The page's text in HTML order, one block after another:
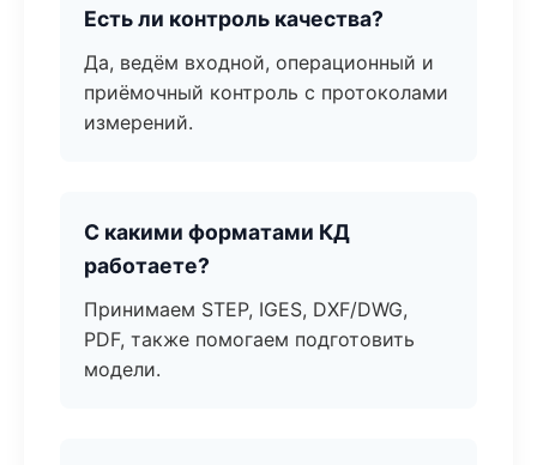
Есть ли контроль качества?
Да, ведём входной, операционный и
приёмочный контроль с протоколами
измерений.
С какими форматами КД
работаете?
Принимаем STEP, IGES, DXF/DWG,
PDF, также помогаем подготовить
модели.